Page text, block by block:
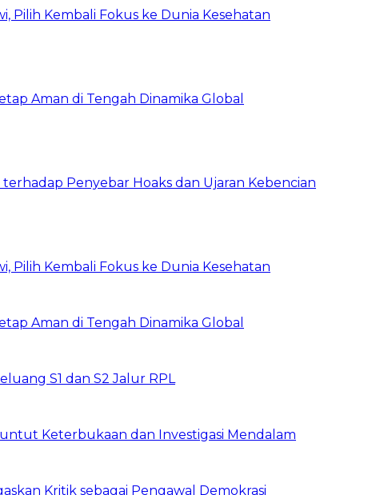
Pilih Kembali Fokus ke Dunia Kesehatan
Aman di Tengah Dinamika Global
Penyebar Hoaks dan Ujaran Kebencian
Pilih Kembali Fokus ke Dunia Kesehatan
Aman di Tengah Dinamika Global
S1 dan S2 Jalur RPL
Keterbukaan dan Investigasi Mendalam
Kritik sebagai Pengawal Demokrasi